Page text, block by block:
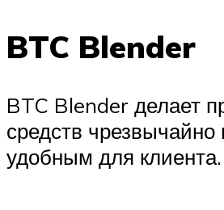
BTC Blender
BTC Blender делает
средств
удобным для клиента.